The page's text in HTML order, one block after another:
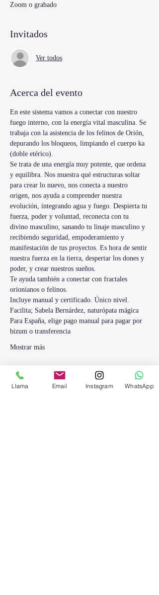
Zoom o grabado
Invitados
Ver todos
Acerca del evento
En este sistema vamos a conectar con nuestro
fuego interno, con la energía vital masculina. Se
trabaja con la asistencia de los felinos de Orión,
depurando los bloqueos, limpiando el cuerpo ka
(doble etérico).
Se trata de una energía muy potente, que ordena
y equilibra. Nos muestra qué estructuras soltar
para crear lo nuevo, nos conecta a nuestro
origen, nos ayuda a comprender nuestra
evolución, integrando agua y fuego. Despierta tu
fuerza, poder y voluntad, reconecta con tu
divino masculino, sanando tu linaje masculino y
recibiendo seguridad, empoderamiento y
manifestación de tus proyectos. Es hora de sentir
nuestra fuerza en la tierra, despertar los dones y
poder, y crear nuestros sueños.
Te ayuda también a conectar con fractales
orionianos o felinos.
Incluye manual y certificado. Único nivel.
Facilita; Sabela Bernárdez, naturópata mágica
Para España, elige pago manual para pagar por
bizum o transferencia
Mostrar más
Entradas
Llama Email Instagram WhatsApp